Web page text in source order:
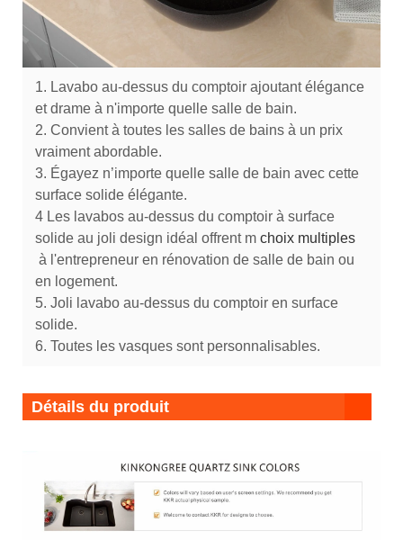
1. Lavabo au-dessus du comptoir ajoutant élégance
et drame à n'importe quelle salle de bain.
2. Convient à toutes les salles de bains à un prix
vraiment abordable.
3. Égayez n’importe quelle salle de bain avec cette
surface solide élégante.
4 Les lavabos au-dessus du comptoir à surface
solide au joli design idéal offrent m choix multiples
à l'entrepreneur en rénovation de salle de bain ou
en logement.
5. Joli lavabo au-dessus du comptoir en surface
solide.
6. Toutes les vasques sont personnalisables.
Détails du produit